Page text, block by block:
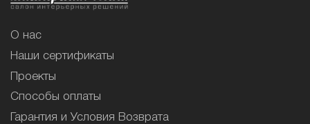
О нас
Наши сертификаты
Проекты
Способы оплаты
Гарантия и Условия Возврата